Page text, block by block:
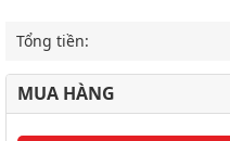
Tổng tiền:
MUA HÀNG